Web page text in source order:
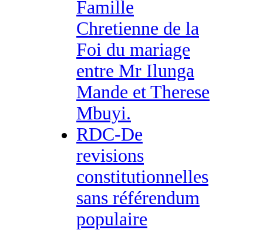
Famille
Chretienne de la
Foi du mariage
entre Mr Ilunga
Mande et Therese
Mbuyi.
RDC-De
revisions
constitutionnelles
sans référendum
populaire